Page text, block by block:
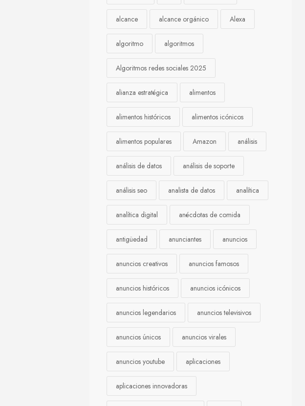
alcance alcance orgánico Alexa
algoritmo algoritmos
Algoritmos redes sociales 2025
alianza estratégica alimentos
alimentos históricos alimentos icónicos
alimentos populares Amazon análisis
análisis de datos análisis de soporte
análisis seo analista de datos analítica
analítica digital anécdotas de comida
antigüedad anunciantes anuncios
anuncios creativos anuncios famosos
anuncios históricos anuncios icónicos
anuncios legendarios anuncios televisivos
anuncios únicos anuncios virales
anuncios youtube aplicaciones
aplicaciones innovadoras